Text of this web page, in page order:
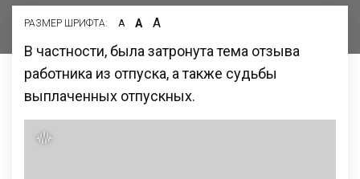
РАЗМЕР ШРИФТА: А А А
В частности, была затронута тема отзыва
работника из отпуска, а также судьбы
выплаченных отпускных.